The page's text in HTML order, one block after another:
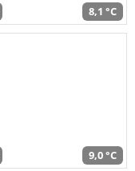
8,1 °C
9,0 °C